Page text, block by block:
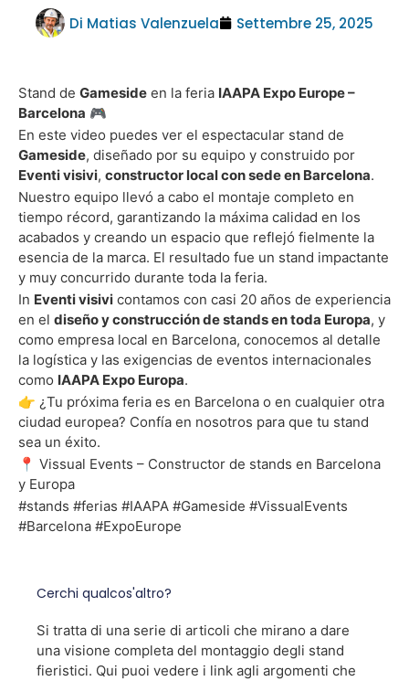
Di Matias Valenzuela Settembre 25, 2025
Stand de Gameside en la feria IAAPA Expo Europe –
Barcelona 🎮
En este video puedes ver el espectacular stand de
Gameside, diseñado por su equipo y construido por
Eventi visivi, constructor local con sede en Barcelona.
Nuestro equipo llevó a cabo el montaje completo en
tiempo récord, garantizando la máxima calidad en los
acabados y creando un espacio que reflejó fielmente la
esencia de la marca. El resultado fue un stand impactante
y muy concurrido durante toda la feria.
In Eventi visivi contamos con casi 20 años de experiencia
en el diseño y construcción de stands en toda Europa, y
como empresa local en Barcelona, conocemos al detalle
la logística y las exigencias de eventos internacionales
como IAAPA Expo Europa.
👉 ¿Tu próxima feria es en Barcelona o en cualquier otra
ciudad europea? Confía en nosotros para que tu stand
sea un éxito.
📍 Vissual Events – Constructor de stands en Barcelona
y Europa
#stands #ferias #IAAPA #Gameside #VissualEvents
#Barcelona #ExpoEurope
Cerchi qualcos'altro?
Si tratta di una serie di articoli che mirano a dare
una visione completa del montaggio degli stand
fieristici. Qui puoi vedere i link agli argomenti che